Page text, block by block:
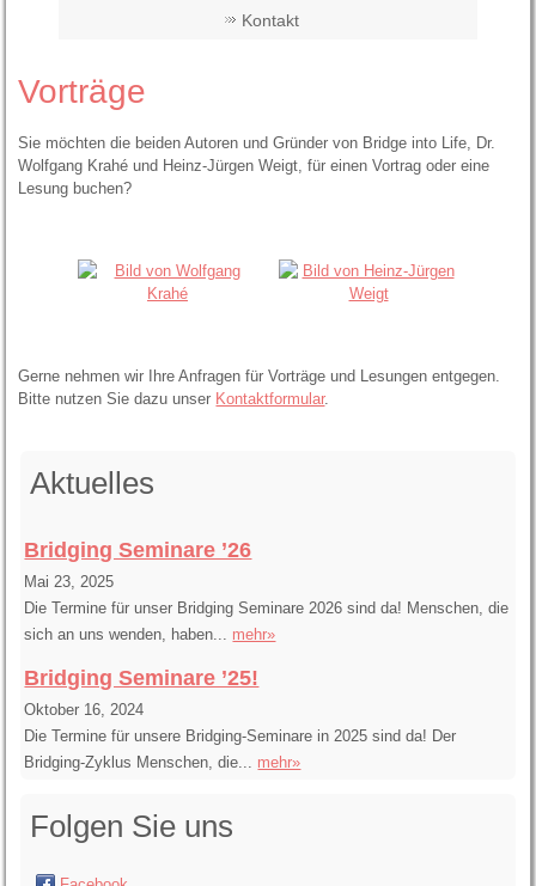
Kontakt
Vorträge
Sie möchten die beiden Autoren und Gründer von Bridge into Life, Dr.
Wolfgang Krahé und Heinz-Jürgen Weigt, für einen Vortrag oder eine
Lesung buchen?
Gerne nehmen wir Ihre Anfragen für Vorträge und Lesungen entgegen.
Bitte nutzen Sie dazu unser Kontaktformular.
Aktuelles
Bridging Seminare ’26
Mai 23, 2025
Die Termine für unser Bridging Seminare 2026 sind da! Menschen, die
sich an uns wenden, haben... mehr»
Bridging Seminare ’25!
Oktober 16, 2024
Die Termine für unsere Bridging-Seminare in 2025 sind da! Der
Bridging-Zyklus Menschen, die... mehr»
Folgen Sie uns